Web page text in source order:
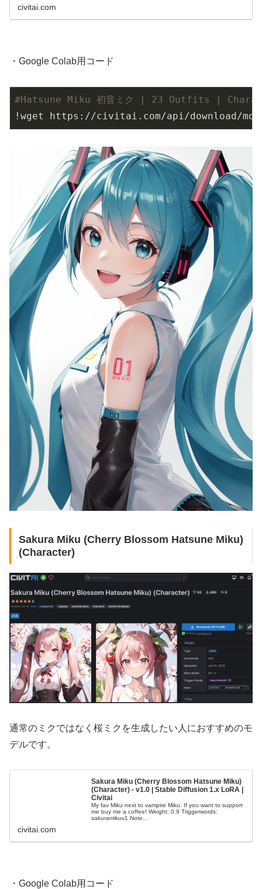
civitai.com
・Google Colab用コード
#Hatsune Miku 初音ミク | 23 Outfits |
!wget https://civitai.com/api/download/
Sakura Miku (Cherry Blossom Hatsune Miku)
(Character)
通常のミクではなく桜ミクを生成したい人におすすめのモ
デルです。
Sakura Miku (Cherry Blossom Hatsune Miku)
(Character) - v1.0 | Stable Diffusion 1.x LoRA |
Civitai
My fav Miku next to vampire Miku. If you want to support
me buy me a coffee! Weight: 0.9 Triggerwords:
sakuramikuv1 Note...
civitai.com
・Google Colab用コード